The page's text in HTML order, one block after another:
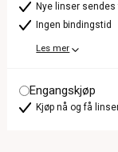
Nye linser
Ingen bindingstid
Les mer
Engangskjøp
Kjøp nå og få